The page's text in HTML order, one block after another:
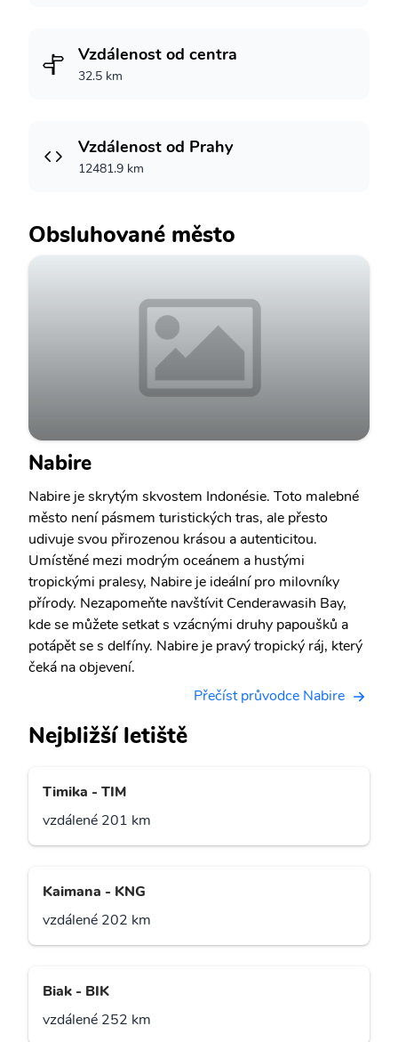
Vzdálenost od centra
32.5 km
Vzdálenost od Prahy
12481.9 km
Obsluhované město
Nabire
Nabire je skrytým skvostem Indonésie. Toto malebné
město není pásmem turistických tras, ale přesto
udivuje svou přirozenou krásou a autenticitou.
Umístěné mezi modrým oceánem a hustými
tropickými pralesy, Nabire je ideální pro milovníky
přírody. Nezapomeňte navštívit Cenderawasih Bay,
kde se můžete setkat s vzácnými druhy papoušků a
potápět se s delfíny. Nabire je pravý tropický ráj, který
čeká na objevení.
Přečíst průvodce Nabire
Nejbližší letiště
Timika - TIM
vzdálené 201 km
Kaimana - KNG
vzdálené 202 km
Biak - BIK
vzdálené 252 km